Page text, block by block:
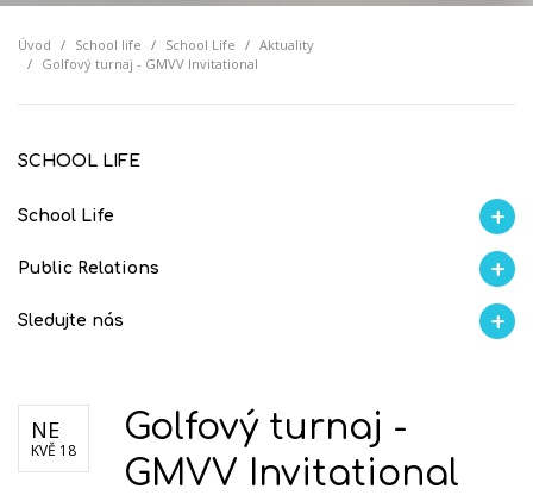
Úvod School life School Life
Aktuality
Golfový turnaj - GMVV Invitational
SCHOOL LIFE
School Life
Aktuality Proběhlo na GMVV AI Ambasador
Public Relations
Školní magazín REFRESH Soutěže
Sledujte nás
NE
KVĚ 18
Golfový turnaj -
GMVV Invitational